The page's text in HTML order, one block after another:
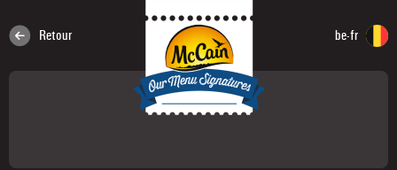
Retour be-fr